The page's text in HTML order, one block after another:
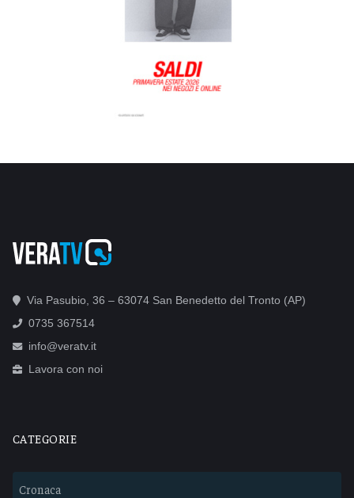
Via Pasubio, 36 – 63074 San Benedetto del Tronto (AP)
0735 367514
info@veratv.it
Lavora con noi
CATEGORIE
Cronaca